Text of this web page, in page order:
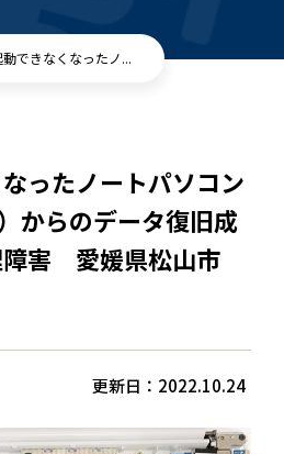
動できなくなったノ...
ったノートパソコン
からのデータ復旧成
障害 愛媛県松山市
更新日：2022.10.24